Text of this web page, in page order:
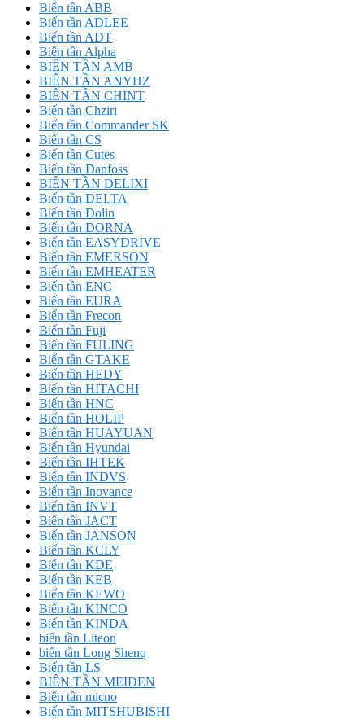
Biến tần ABB
Biến tần ADLEE
Biến tần ADT
Biến tần Alpha
BIẾN TẦN AMB
BIẾN TẦN ANYHZ
BIẾN TẦN CHINT
Biến tần Chziri
Biến tần Commander SK
Biến tần CS
Biến tần Cutes
Biến tần Danfoss
BIẾN TẦN DELIXI
Biến tần DELTA
Biến tần Dolin
Biến tần DORNA
Biến tần EASYDRIVE
Biến tần EMERSON
Biến tần EMHEATER
Biến tần ENC
Biến tần EURA
Biến tần Frecon
Biến tần Fuji
Biến tần FULING
Biến tần GTAKE
Biến tần HEDY
Biến tần HITACHI
Biến tần HNC
Biến tần HOLIP
Biến tần HUAYUAN
Biến tần Hyundai
Biến tần IHTEK
Biến tần INDVS
Biến tần Inovance
Biến tần INVT
Biến tần JACT
Biến tần JANSON
Biến tần KCLY
Biến tần KDE
Biến tần KEB
Biến tần KEWO
Biến tần KINCO
Biến tần KINDA
biến tần Liteon
biến tần Long Shenq
Biến tần LS
BIẾN TẦN MEIDEN
Biến tần micno
Biến tần MITSHUBISHI